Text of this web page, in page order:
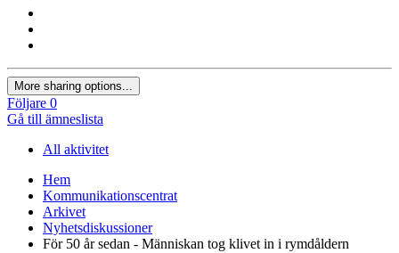
More sharing options...
Följare 0
Gå till ämneslista
All aktivitet
Hem
Kommunikationscentrat
Arkivet
Nyhetsdiskussioner
För 50 år sedan - Människan tog klivet in i rymdåldern